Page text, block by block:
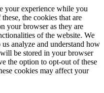
your experience while you
the cookies that are
your browser as they are
of the website. We
analyze and understand how
be stored in your browser
the option to opt-out of these
cookies may affect your